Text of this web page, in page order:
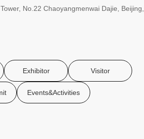
No.22 Chaoyangmenwai Dajie, Beijing,
Exhibitor Visitor
Events&Activities